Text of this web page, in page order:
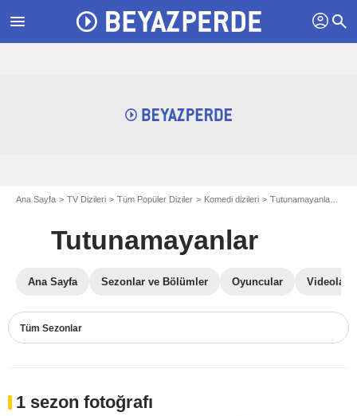
menu profil search
Ana Sayfa TV Dizileri Tüm Popüler Diziler Komedi dizileri Tutunamayanlar
Tutunamayanlar
Ana Sayfa Sezonlar ve Bölümler Oyuncular Videolar
Tüm Sezonlar
1 sezon fotoğrafı